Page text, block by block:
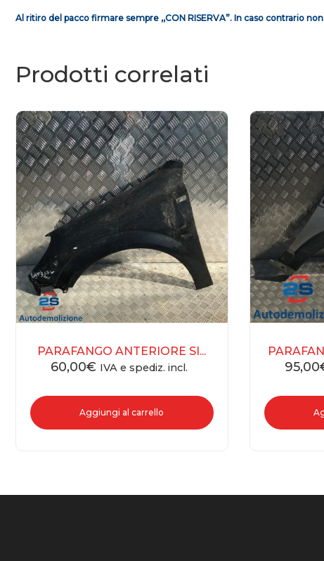
Al ritiro del pacco firmare sempre ,,CON RISERVA”. In caso contrario
Prodotti correlati
PARAFANGO ANTERIORE SI...
60,00€ IVA e spediz. incl.
Aggiungi al carrello
95,00